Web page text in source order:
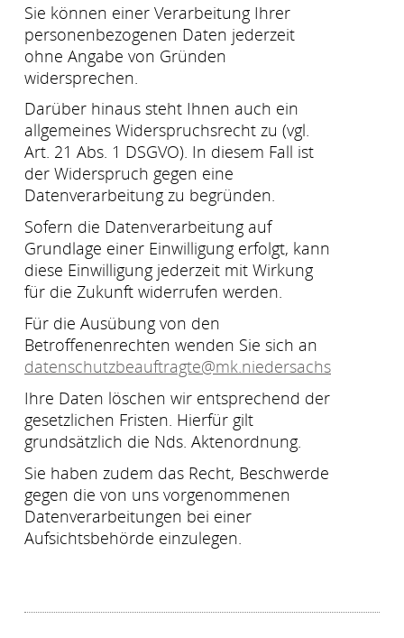
Sie können einer Verarbeitung Ihrer
personenbezogenen Daten jederzeit
ohne Angabe von Gründen
widersprechen.
Darüber hinaus steht Ihnen auch ein
allgemeines Widerspruchsrecht zu (vgl.
Art. 21 Abs. 1 DSGVO). In diesem Fall ist
der Widerspruch gegen eine
Datenverarbeitung zu begründen.
Sofern die Datenverarbeitung auf
Grundlage einer Einwilligung erfolgt, kann
diese Einwilligung jederzeit mit Wirkung
für die Zukunft widerrufen werden.
Für die Ausübung von den
Betroffenenrechten wenden Sie sich an
datenschutzbeauftragte@mk.niedersachsen.de
Ihre Daten löschen wir entsprechend der
gesetzlichen Fristen. Hierfür gilt
grundsätzlich die Nds. Aktenordnung.
Sie haben zudem das Recht, Beschwerde
gegen die von uns vorgenommenen
Datenverarbeitungen bei einer
Aufsichtsbehörde einzulegen.